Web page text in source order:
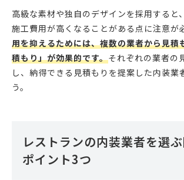
高級な素材や独自のデザインを採用すると
施工費用が高くなることがある点に注意が
用を抑えるためには、複数の業者から見積
積もり」が効果的です。それぞれの業者の
し、納得できる見積もりを提案した内装業
う。
レストランの内装業者を選
ポイント3つ